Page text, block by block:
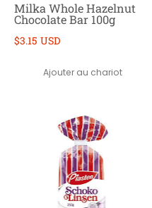
Milka Whole Hazelnut
Chocolate Bar 100g
$3.15 USD
Ajouter au chariot